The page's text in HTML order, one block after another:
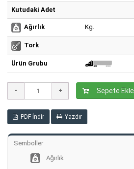
Kutudaki Adet
Ağırlık Kg.
Tork
Ürün Grubu
Sepete Ekle
PDF İndir Yazdır
Semboller
Ağırlık